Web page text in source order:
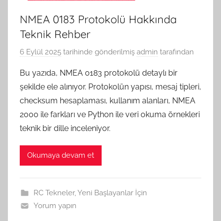
NMEA 0183 Protokolü Hakkında
Teknik Rehber
6 Eylül 2025 tarihinde gönderilmiş admin tarafından
Bu yazıda, NMEA 0183 protokolü detaylı bir
şekilde ele alınıyor. Protokolün yapısı, mesaj tipleri,
checksum hesaplaması, kullanım alanları, NMEA
2000 ile farkları ve Python ile veri okuma örnekleri
teknik bir dille inceleniyor.
Okumaya devam et
RC Tekneler,Yeni Başlayanlar İçin
Yorum yapın